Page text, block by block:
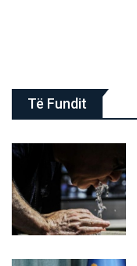
Të Fundit